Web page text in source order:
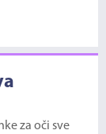
za oči sve